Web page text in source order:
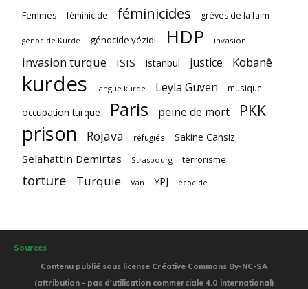
Femmes féminicide féminicides grèves de la faim
génocide Kurde génocide yézidi HDP invasion
invasion turque ISIS Istanbul justice Kobanê
kurdes langue kurde Leyla Güven musique
occupation turque Paris peine de mort PKK
prison Rojava réfugiés Sakine Cansiz
Selahattin Demirtas Strasbourg terrorisme
torture Turquie Van YPJ écocide
Sources
Contenu publié sous license Créative Commons By-NC-SA
(attribution - pas d'utilisation commerciale 4.0 international)